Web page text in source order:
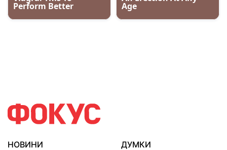
НОВИНИ
ДУМКИ